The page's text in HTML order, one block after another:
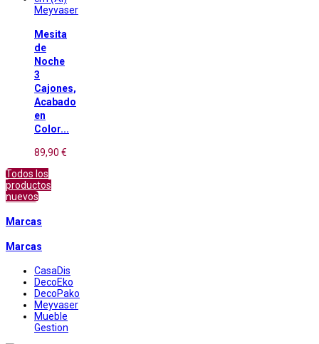
Meyvaser
Mesita
de
Noche
3
Cajones,
Acabado
en
Color...
89,90 €
Todos los
productos
nuevos
Marcas
Marcas
CasaDis
DecoEko
DecoPako
Meyvaser
Mueble
Gestion